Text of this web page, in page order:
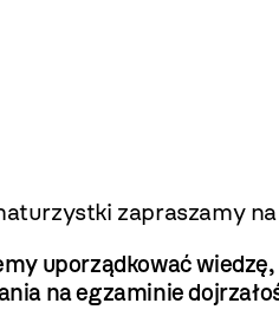
zapraszamy
uporządkować
na egzaminie